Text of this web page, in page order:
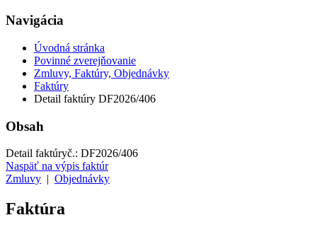
Navigácia
Úvodná stránka
Povinné zverejňovanie
Zmluvy, Faktúry, Objednávky
Faktúry
Detail faktúry DF2026/406
Obsah
Detail faktúryč.: DF2026/406
Naspäť na výpis faktúr
Zmluvy
Objednávky
Faktúra